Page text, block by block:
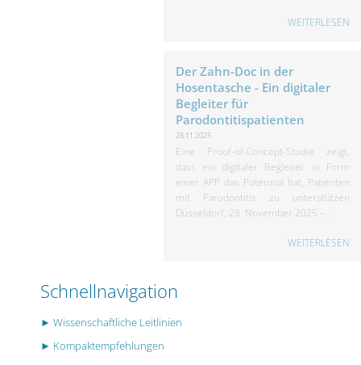
WEITERLESEN
Der Zahn-Doc in der
Hosentasche - Ein digitaler
Begleiter für
Parodontitispatienten
28.11.2025
Eine Proof-of-Concept-Studie zeigt,
dass ein digitaler Begleiter in Form
einer APP das Potenzial hat, Patienten
mit Parodontitis zu unterstützen
Düsseldorf, 28. November 2025 –...
WEITERLESEN
Schnellnavigation
► Wissenschaftliche Leitlinien
► Kompaktempfehlungen